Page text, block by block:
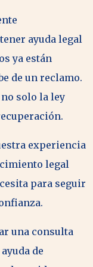
ayuda legal
ya están
de un reclamo.
solo la ley
experiencia
legal
para seguir
una consulta
de